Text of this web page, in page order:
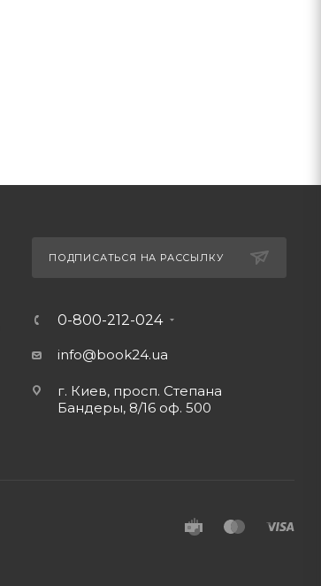
ПОДПИСАТЬСЯ НА РАССЫЛКУ
0-800-212-024
info@book24.ua
г. Киев, просп. Степана
Бандеры, 8/16 оф. 500